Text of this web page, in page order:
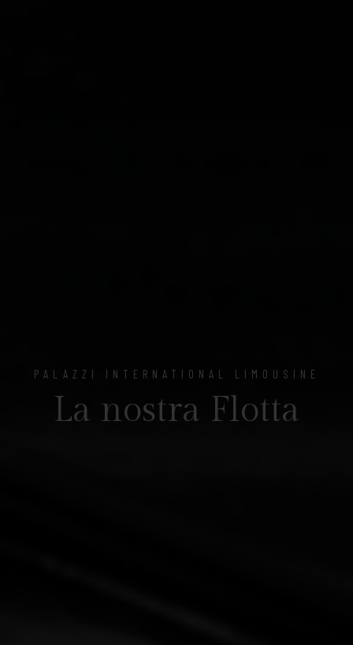
PALAZZI INTERNATIONAL LIMOUSINE
La nostra Flotta